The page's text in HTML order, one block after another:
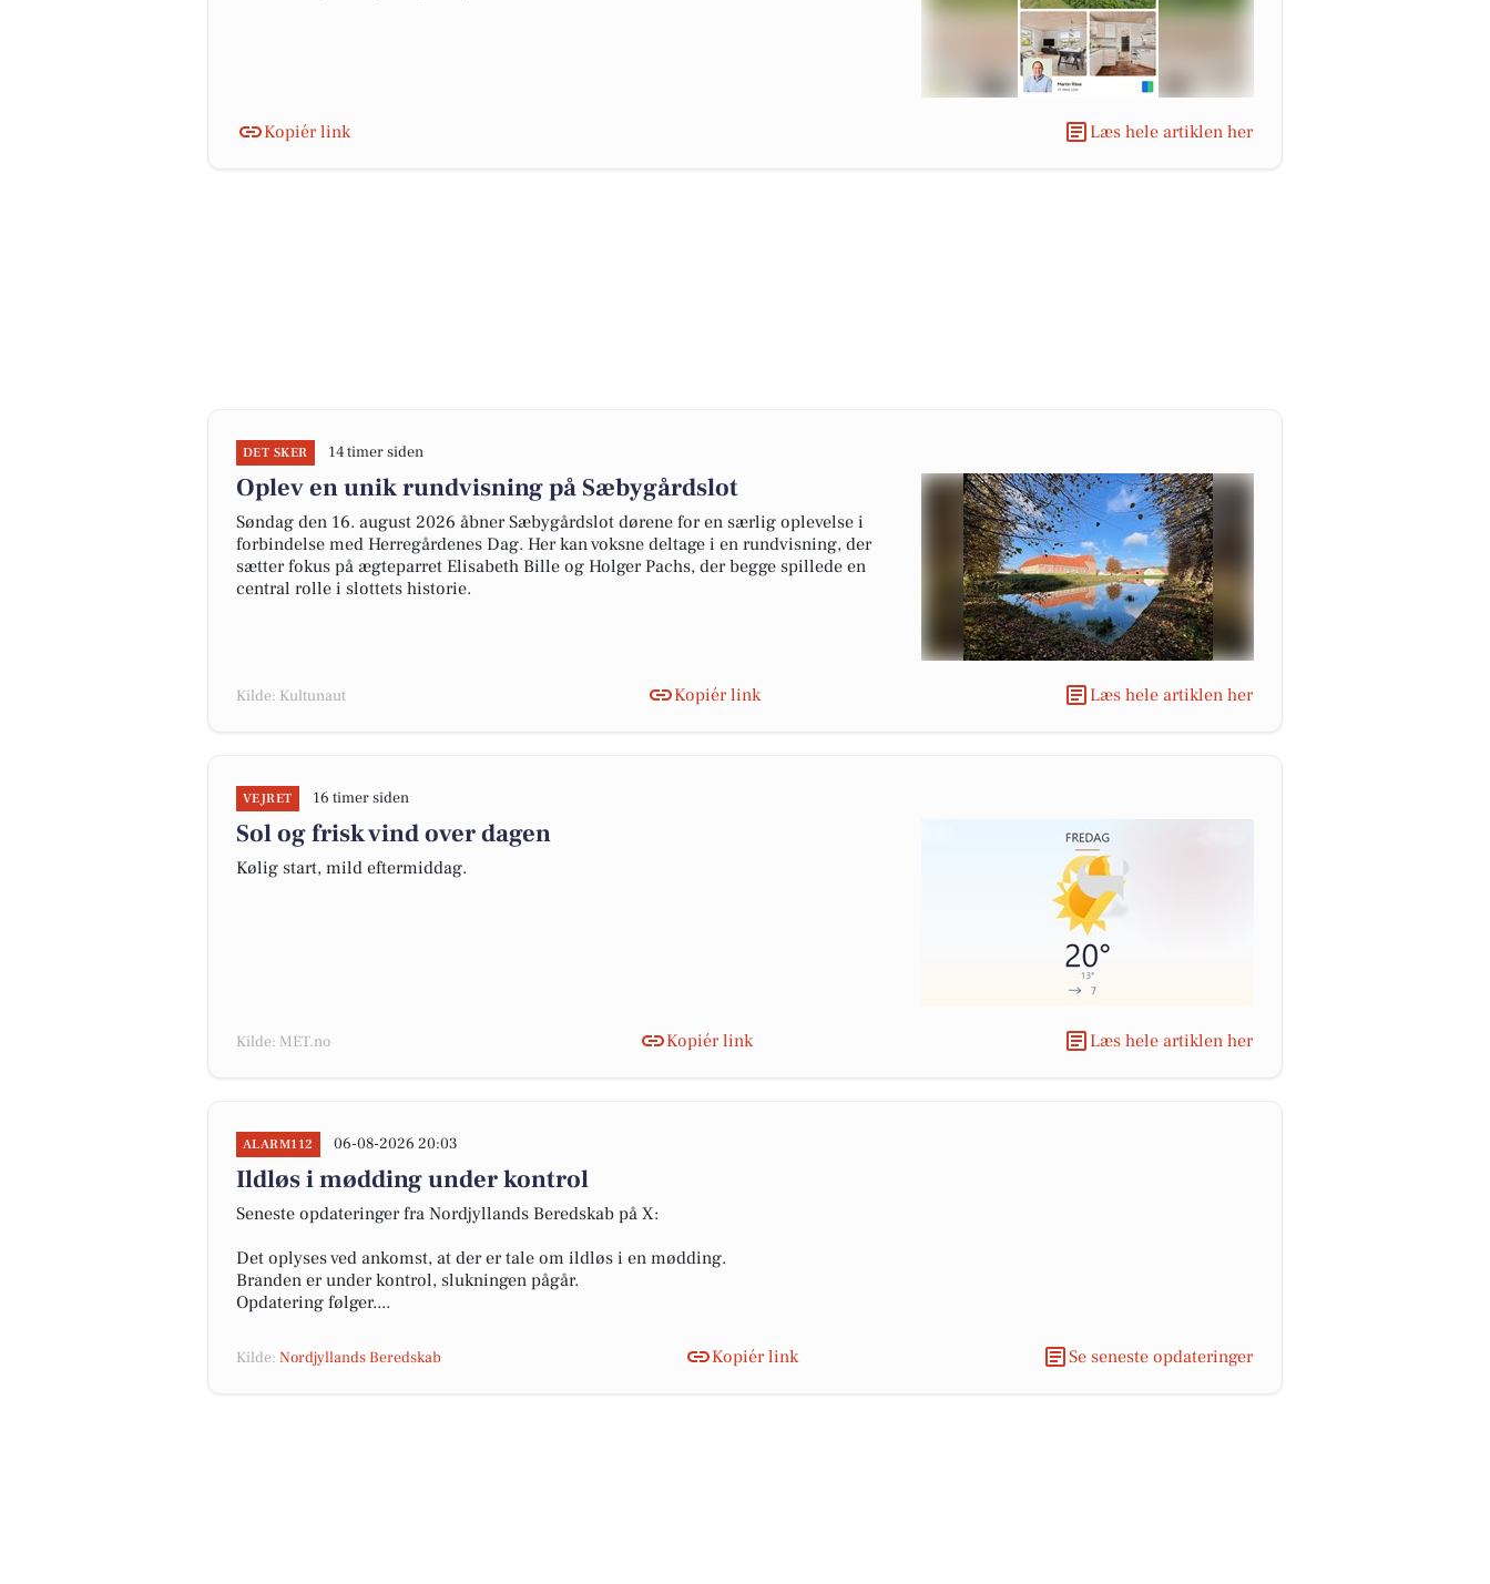
Kopiér link Læs hele artiklen her
DET SKER 14 timer siden
Oplev en unik rundvisning på Sæbygårdslot
Søndag den 16. august 2026 åbner Sæbygårdslot dørene for en særlig oplevelse i
forbindelse med Herregårdenes Dag. Her kan voksne deltage i en rundvisning, der
sætter fokus på ægteparret Elisabeth Bille og Holger Pachs, der begge spillede en
central rolle i slottets historie.
Kilde: Kultunaut Kopiér link Læs hele artiklen her
VEJRET 16 timer siden
Sol og frisk vind over dagen
Kølig start, mild eftermiddag.
Kilde: MET.no Kopiér link Læs hele artiklen her
ALARM112 06-08-2026 20:03
Ildløs i mødding under kontrol
Seneste opdateringer fra Nordjyllands Beredskab på X:
Det oplyses ved ankomst, at der er tale om ildløs i en mødding.
Branden er under kontrol, slukningen pågår.
Opdatering følger....
Kilde: Nordjyllands Beredskab Kopiér link Se seneste opdateringer